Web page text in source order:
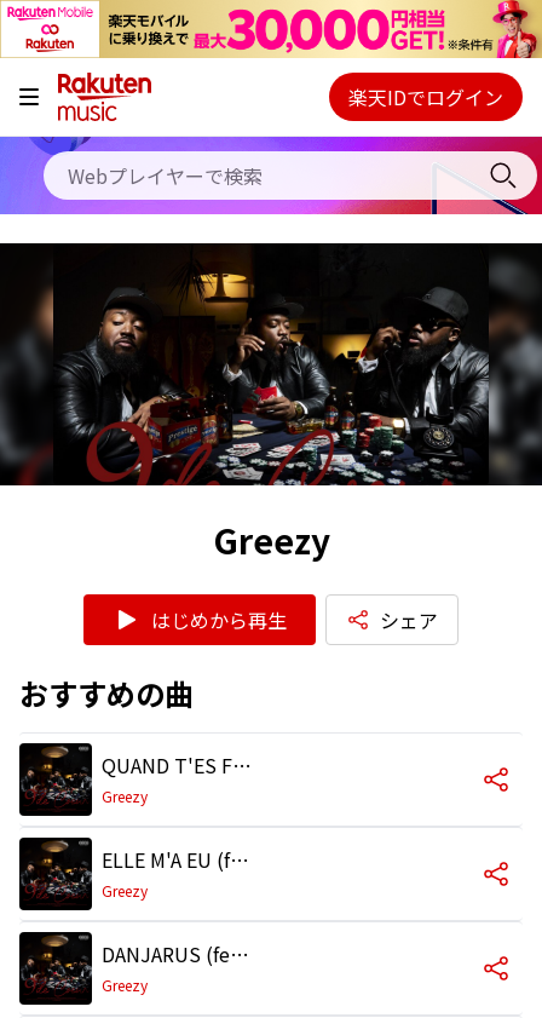
キャンペーン
料金プラン
使い方
初回30日間無料お試し
Webプレイヤー
ご契約内容の確認・変更
楽天IDでログイン
Greezy
はじめから再生 シェア
おすすめの曲
QUAND T'ES FREE
Greezy
ELLE M'A EU (feat. Princek & Dreysoul)
Greezy
DANJARUS (feat. Cayo)
Greezy